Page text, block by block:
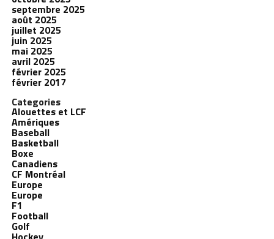
septembre 2025
août 2025
juillet 2025
juin 2025
mai 2025
avril 2025
février 2025
février 2017
Categories
Alouettes et LCF
Amériques
Baseball
Basketball
Boxe
Canadiens
CF Montréal
Europe
Europe
F1
Football
Golf